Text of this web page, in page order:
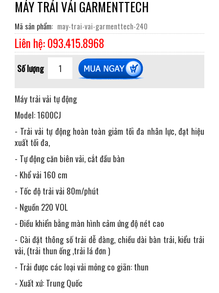
MÁY TRẢI VẢI GARMENTTECH
Mã sản phẩm may-trai-vai-garmenttech-240
Liên hệ: 093.415.8968
Số lượng
Máy trải vải tự động
Model: 1600CJ
- Trải vải tự động hoàn toàn giảm tối đa nhân lực, đạt hiệu
xuất tối đa,
- Tự động căn biên vải, cắt đầu bàn
- Khổ vải 160 cm
- Tốc độ trải vải 80m/phút
- Nguồn 220 VOL
- Điều khiển bằng màn hình cảm ứng độ nét cao
- Cài đặt thông số trải dễ dàng, chiều dài bàn trải, kiểu trải
vải, (trải thun ống ,trải lá đơn )
- Trải được các loại vải mỏng co giãn: thun
- Xuất xứ: Trung Quốc